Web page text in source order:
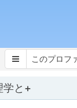
このプロフ
学と+